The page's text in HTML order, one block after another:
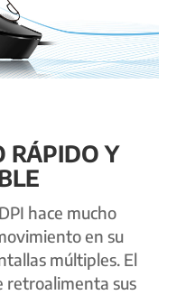
RÁPIDO Y
hace mucho
en su
múltiples. El
retroalimenta sus